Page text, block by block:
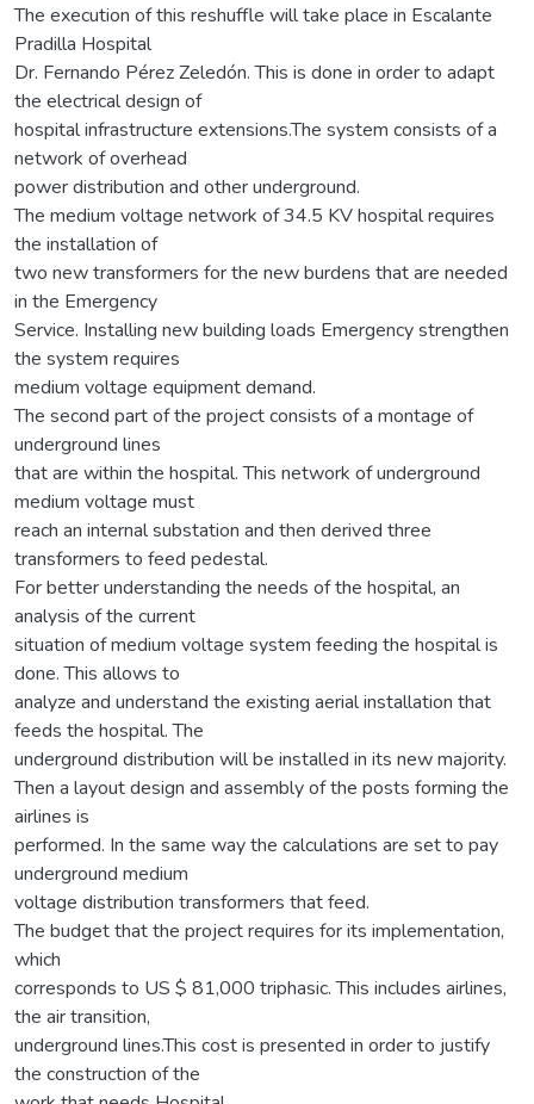
The execution of this reshuffle will take place in Escalante
Pradilla Hospital
Dr. Fernando Pérez Zeledón. This is done in order to adapt
the electrical design of
hospital infrastructure extensions.The system consists of a
network of overhead
power distribution and other underground.
The medium voltage network of 34.5 KV hospital requires
the installation of
two new transformers for the new burdens that are needed
in the Emergency
Service. Installing new building loads Emergency strengthen
the system requires
medium voltage equipment demand.
The second part of the project consists of a montage of
underground lines
that are within the hospital. This network of underground
medium voltage must
reach an internal substation and then derived three
transformers to feed pedestal.
For better understanding the needs of the hospital, an
analysis of the current
situation of medium voltage system feeding the hospital is
done. This allows to
analyze and understand the existing aerial installation that
feeds the hospital. The
underground distribution will be installed in its new majority.
Then a layout design and assembly of the posts forming the
airlines is
performed. In the same way the calculations are set to pay
underground medium
voltage distribution transformers that feed.
The budget that the project requires for its implementation,
which
corresponds to US $ 81,000 triphasic. This includes airlines,
the air transition,
underground lines.This cost is presented in order to justify
the construction of the